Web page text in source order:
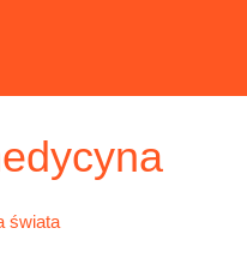
świata